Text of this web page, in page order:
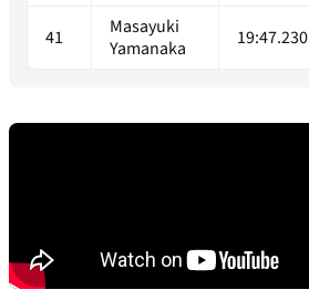
41
Masayuki
Yamanaka
19:47.230